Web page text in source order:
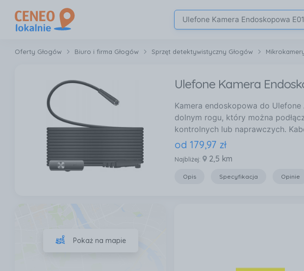
Oferty Głogów Biuro i firma Głogów Sprzęt detektywistyczny Głogów
Ulefone Kamera
Kamera endoskopowa do
dolnym rogu, który można
kontrolnych lub naprawczych.
od 179,97 zł
Najbliżej: 2,5 km
Opis Specyfikacja Opinie
Pokaż na mapie